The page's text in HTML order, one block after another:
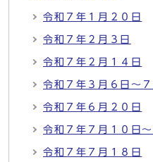
令和７年１月２０日
令和７年２月３日
令和７年２月１４日
令和７年３月６日～
令和７年６月２０日
令和７年７月１０日～
令和７年７月１８日